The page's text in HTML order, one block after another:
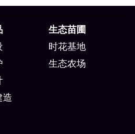
造
生态苗圃
时花基地
生态农场